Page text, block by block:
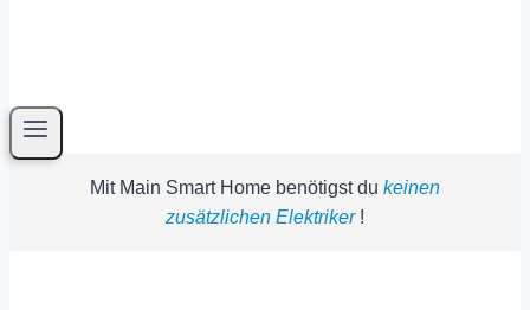
Mit Main Smart Home benötigst du keinen
zusätzlichen Elektriker!